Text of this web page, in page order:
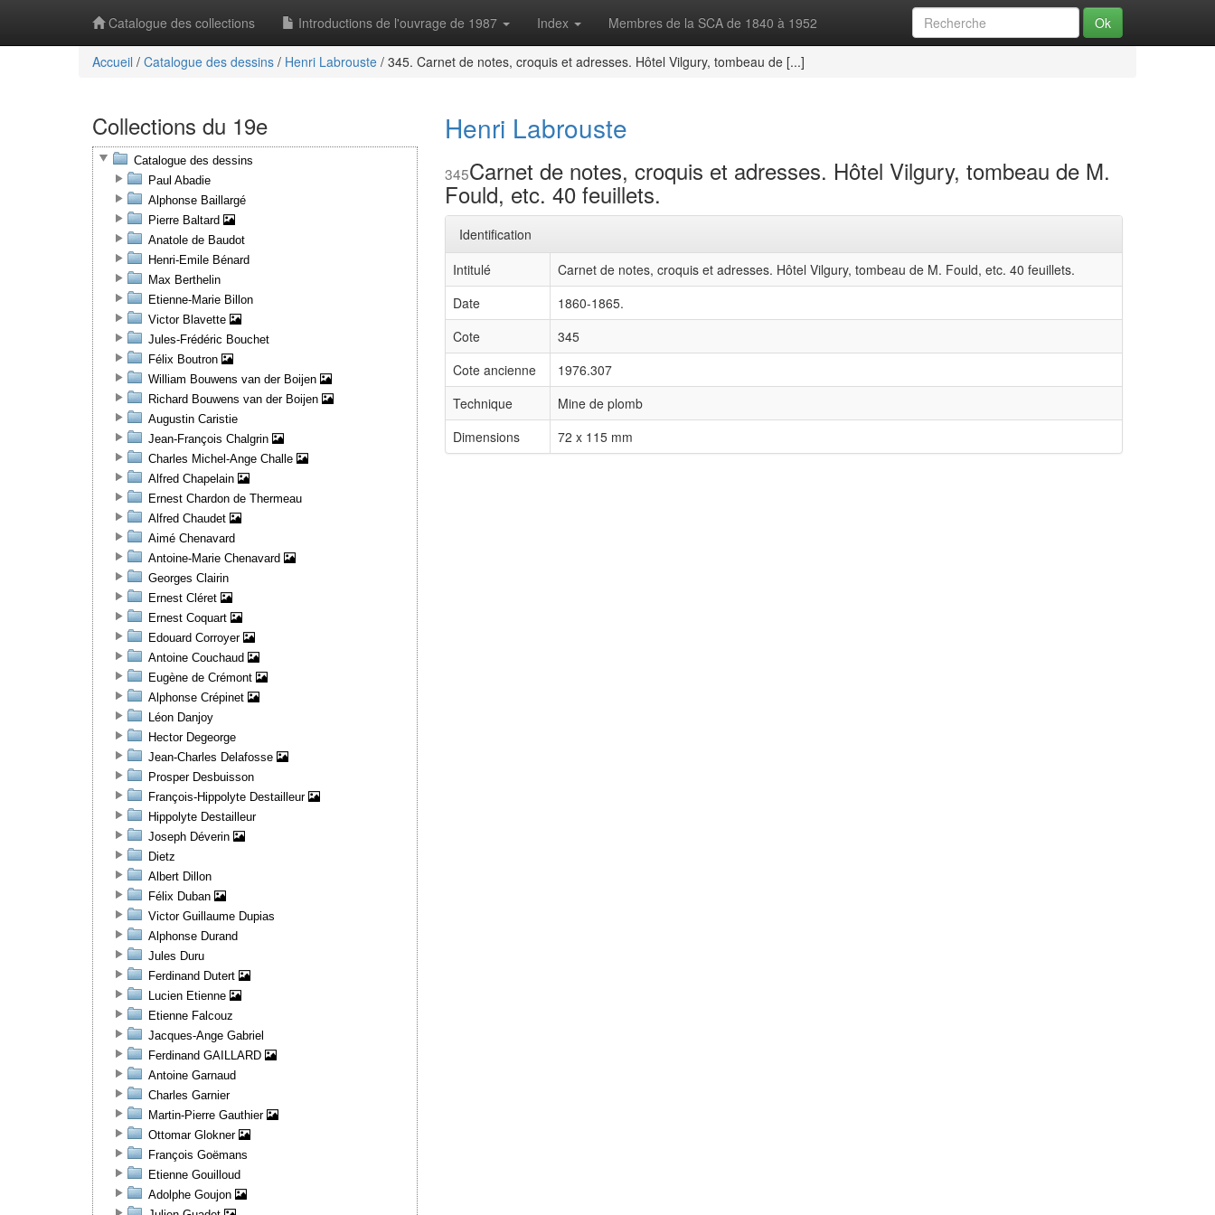
Catalogue des collections Introductions de l'ouvrage de 1987 Index Membres de la SCA de 1840 à 1952 Ok
Accueil / Catalogue des dessins / Henri Labrouste / 345. Carnet de notes, croquis et adresses. Hôtel Vilgury, tombeau de [...]
Henri Labrouste
345Carnet de notes, croquis et adresses. Hôtel Vilgury, tombeau de M.
Fould, etc. 40 feuillets.
Identification
Intitulé
Carnet de notes, croquis et adresses. Hôtel Vilgury, tombeau de M. Fould, etc. 40 feuillets.
Date
1860-1865.
Cote
345
Cote ancienne
1976.307
Technique
Mine de plomb
Dimensions
72 x 115 mm
Collections du 19e
Catalogue des dessins
Paul Abadie
Alphonse Baillargé
Pierre Baltard
Anatole de Baudot
Henri-Emile Bénard
Max Berthelin
Etienne-Marie Billon
Victor Blavette
Jules-Frédéric Bouchet
Félix Boutron
William Bouwens van der Boijen
Richard Bouwens van der Boijen
Augustin Caristie
Jean-François Chalgrin
Charles Michel-Ange Challe
Alfred Chapelain
Ernest Chardon de Thermeau
Alfred Chaudet
Aimé Chenavard
Antoine-Marie Chenavard
Georges Clairin
Ernest Cléret
Ernest Coquart
Edouard Corroyer
Antoine Couchaud
Eugène de Crémont
Alphonse Crépinet
Léon Danjoy
Hector Degeorge
Jean-Charles Delafosse
Prosper Desbuisson
François-Hippolyte Destailleur
Hippolyte Destailleur
Joseph Déverin
Dietz
Albert Dillon
Félix Duban
Victor Guillaume Dupias
Alphonse Durand
Jules Duru
Ferdinand Dutert
Lucien Etienne
Etienne Falcouz
Jacques-Ange Gabriel
Ferdinand GAILLARD
Antoine Garnaud
Charles Garnier
Martin-Pierre Gauthier
Ottomar Glokner
François Goëmans
Etienne Gouilloud
Adolphe Goujon